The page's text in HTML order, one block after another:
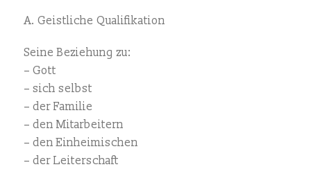
A. Geistliche Qualifikation
Seine Beziehung zu:
– Gott
– sich selbst
– der Familie
– den Mitarbeitern
– den Einheimischen
– der Leiterschaft